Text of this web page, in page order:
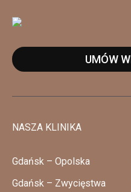
UMÓW
NASZA KLINIKA
Gdańsk – Opolska
Gdańsk – Zwycięstwa